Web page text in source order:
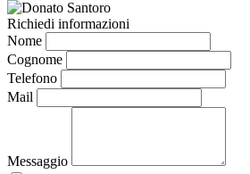
Richiedi informazioni
Nome
Cognome
Telefono
Mail
Messaggio